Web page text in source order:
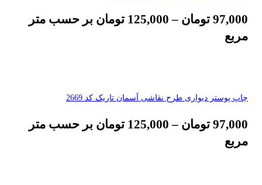
97,000 تومان –
125,000 تومان بر حسب متر
مربع
چاپ پوستر دیواری طرح نقاشی آسمان تاریک کد 2669
97,000 تومان –
125,000 تومان بر حسب متر
مربع